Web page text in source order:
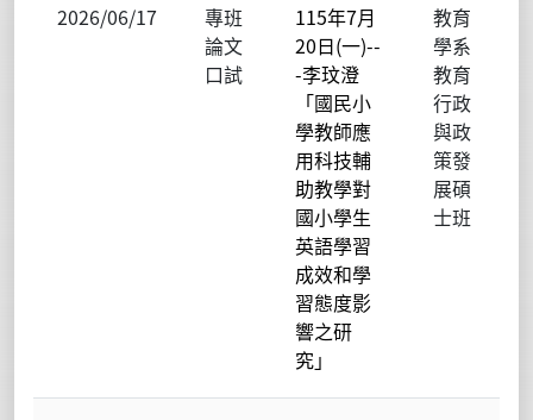
2026/06/17
專班
論文
口試
115年7月
20日(一)--
-李玟澄
「國民小
學教師應
用科技輔
助教學對
國小學生
英語學習
成效和學
習態度影
響之研
究」
教育
學系
教育
行政
與政
策發
展碩
士班